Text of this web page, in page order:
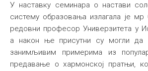
У наставку семинара о настави
систему образовања излагала је мр
редовни професор Универзитета у
а након ње присутни су могли да
занимљивим примерима из
предавање о хармонској пратњи,